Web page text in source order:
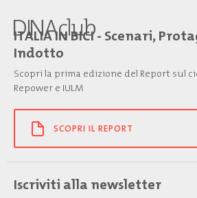
ITALIA IN BICI - Scenari,
Indotto
Scopri la prima edizione del Report sul
Repower e IULM
SCOPRI IL REPORT
Iscriviti alla newsletter